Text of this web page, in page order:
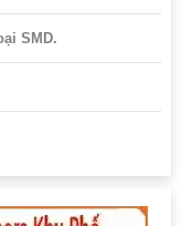
SMD.